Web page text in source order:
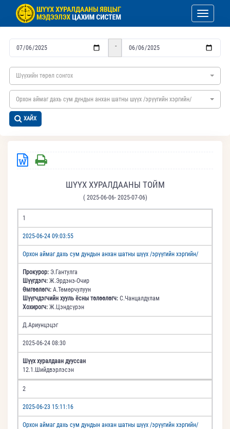
Toggle
-
Шүүхийн төрөл сонгох
Орхон аймаг дахь сум дундын анхан шатны шүүх /эрүүгийн хэргийн/
ХАЙХ
ШҮҮХ ХУРАЛДААНЫ ТОЙМ
( 2025-06-06- 2025-07-06)
1
2025-06-24 09:03:55
Орхон аймаг дахь сум дундын анхан шатны шүүх /эрүүгийн хэргийн/
Прокурор: Э.Гантулга
Шүүгдэгч: Ж.Эрдэнэ-Очир
Өмгөөлөгч: А.Төмөрчулуун
Шүүгчдэгчийн хууль ёсны төлөөлөгч: С.Чанцалдулам
Хохирогч: Ж.Цэндсүрэн
Д.Ариунцэцэг
2025-06-24 08:30
Шүүх хуралдаан дууссан
12.1.Шийдвэрлэсэн
2
2025-06-23 15:11:16
Орхон аймаг дахь сум дундын анхан шатны шүүх /эрүүгийн хэргийн/